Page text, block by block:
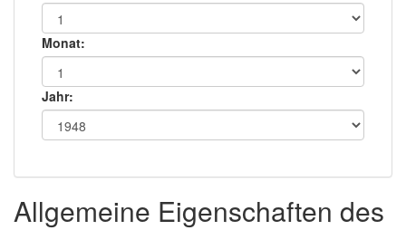
Monat:
Jahr:
Allgemeine Eigenschaften des